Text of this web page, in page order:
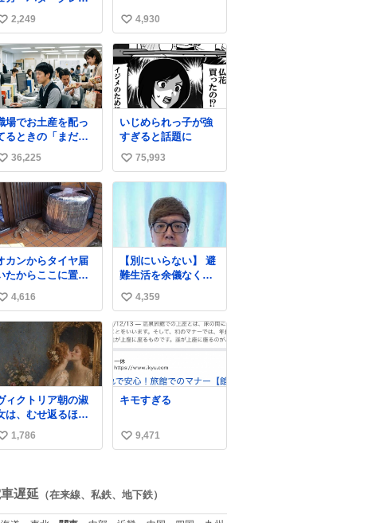
とえんがわの寿司
を探している人へ！
ュガーバタークレ
プは目黒、品川、
蒲田、渋谷、川崎、
横浜、鶴見、九州の
一部エリア限定商品
8月5日に発注が終
したため店舗に置
いてあるところ少な
ですが見つけたら
買いです🤩❣️
い
2,249
い
い
ね
数
4,930
場でお土産を配っ
るときの「まだ気
いてませんよ」的
な演技が毎回シンド
。
い
36,225
いじめられっ子が強
すぎると話題に
い
い
75,993
カンからタイヤ届
たからここに置い
いたって写真送ら
れてきたけど明らか
猫が邪魔くさそう
な顔してて草
い
4,616
【別にいらない】 避
難生活を余儀なくさ
れている子どもたち
のためにヒカキンボ
ックス1000個を寄付
させていただきまし
い
い
ね
4,359
ィクトリア朝の淑
は、むせ返るほど
量の香水を身につ
けるものではないと
入れと同じくら
、ヴィクトリア朝
女性達の美容習慣
い
1,786
キモすぎる
い
数
9,471
遅延 （在来線、私鉄、地下鉄）